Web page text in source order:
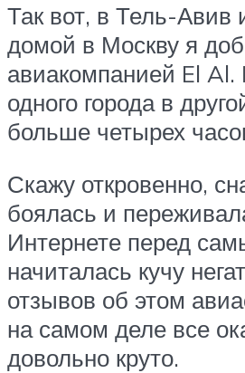
Так вот, в Тель-Авив
домой в Москву я
авиакомпанией El Al.
одного города в
больше четырех
Скажу откровенно,
боялась и
Интернете перед
начиталась кучу
отзывов об этом
на самом деле все
довольно круто.